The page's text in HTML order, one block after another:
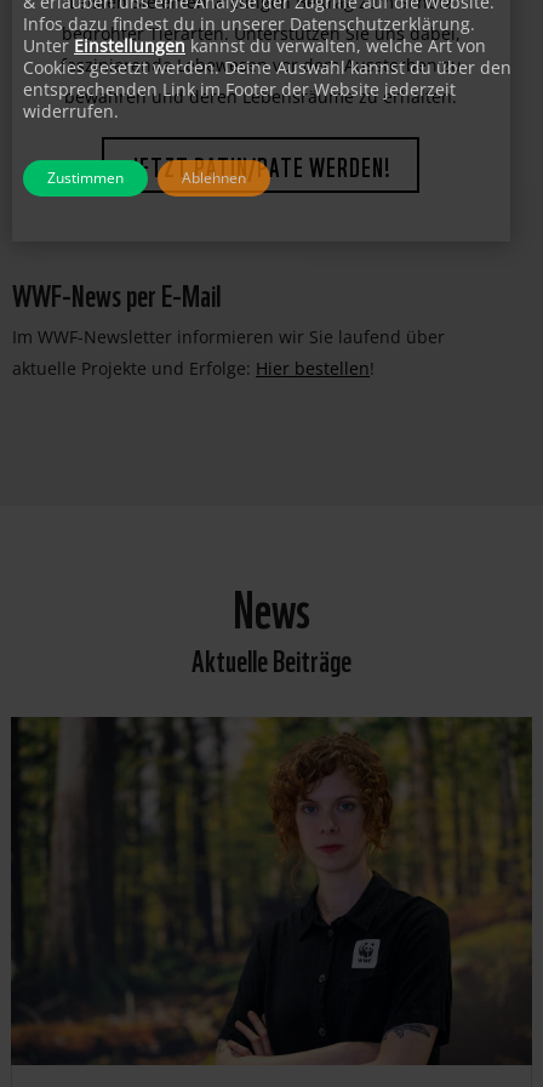
Leisten Sie einen wichtigen Beitrag zum Schutz
bedrohter Tierarten. Unterstützen Sie uns dabei,
faszinierende Lebewesen vor dem Aussterben zu
JETZT PATIN/PATE WERDEN!
WWF-News per E-Mail
Im WWF-Newsletter informieren wir Sie laufend über
aktuelle Projekte und Erfolge: Hier bestellen!
News
Aktuelle Beiträge
Infos dazu findest du in unserer Datenschutzerklärung.
UnterEinstellungen kannst du verwalten, welche Art von
Cookies gesetzt werden. Deine Auswahl kannst du über den
entsprechenden Link im Footer der Website jederzeit
widerrufen.
Zustimmen Ablehnen